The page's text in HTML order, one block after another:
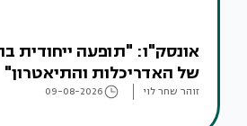
אונסק"ו: "תופעה ייחודית
של האדריכלות והתיאטרון"
זוהר שחר לוי 09-08-2026